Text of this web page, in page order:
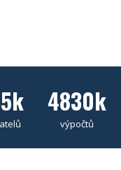
4830k
výpočtů